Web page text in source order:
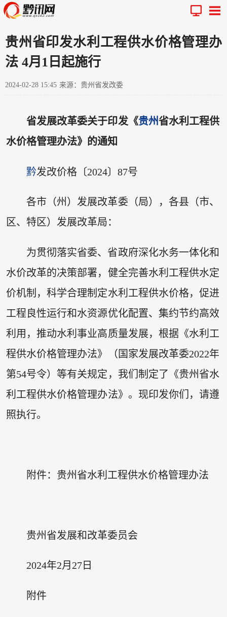
贵州省印发水利工程供水价格管理办
法 4月1日起施行
2024-02-28 15:45 来源：贵州省发改委
省发展改革委关于印发《贵州省水利工程供
水价格管理办法》的通知
黔发改价格〔2024〕87号
各市（州）发展改革委（局），各县（市、
区、特区）发展改革局：
为贯彻落实省委、省政府深化水务一体化和
水价改革的决策部署，健全完善水利工程供水定
价机制，科学合理制定水利工程供水价格，促进
工程良性运行和水资源优化配置、集约节约高效
利用，推动水利事业高质量发展，根据《水利工
程供水价格管理办法》（国家发展改革委2022年
第54号令）等有关规定，我们制定了《贵州省水
利工程供水价格管理办法》。现印发你们，请遵
照执行。
附件：贵州省水利工程供水价格管理办法
贵州省发展和改革委员会
2024年2月27日
附件